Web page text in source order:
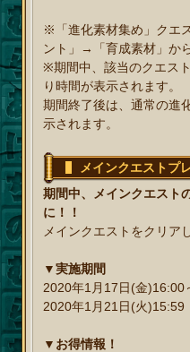
※「進化素材集め」クエ
ント」→「育成素材」か
※期間中、該当のクエス
り時間が表示されます。
期間終了後は、通常の進
示されます。
メインクエストプ
期間中、メインクエスト
に！！
メインクエストをクリア
▼実施期間
2020年1月17日(金)16:00
2020年1月21日(火)15:59
▼お得情報！